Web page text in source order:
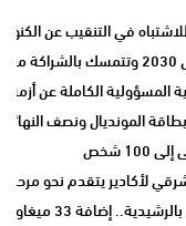
المسؤولية الكاملة عن أزمة
المونديال ونصف
شخص
لأكادير يتقدم نحو مرحلة
إلى الشبكة الوطنية